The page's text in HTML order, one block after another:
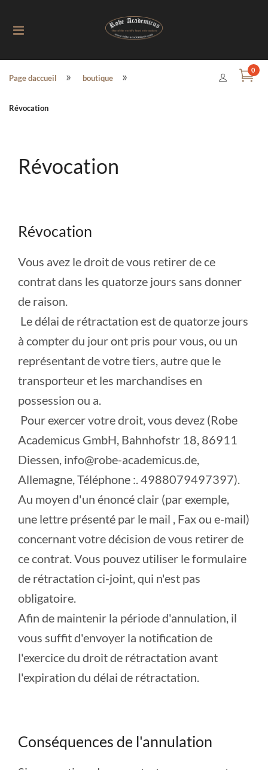
Toggle
Page daccueil » boutique »
Révocation
0
Révocation
Révocation
Vous avez le droit de vous retirer de ce
contrat dans les quatorze jours sans donner
de raison.
Le délai de rétractation est de quatorze jours
à compter du jour ont pris pour vous, ou un
représentant de votre tiers, autre que le
transporteur et les marchandises en
possession ou a.
Pour exercer votre droit, vous devez (Robe
Academicus GmbH, Bahnhofstr 18, 86911
Diessen, info@robe-academicus.de,
Allemagne, Téléphone :. 4988079497397).
Au moyen d'un énoncé clair (par exemple,
une lettre présenté par le mail , Fax ou e-mail)
concernant votre décision de vous retirer de
ce contrat. Vous pouvez utiliser le formulaire
de rétractation ci-joint, qui n'est pas
obligatoire.
Afin de maintenir la période d'annulation, il
vous suffit d'envoyer la notification de
l'exercice du droit de rétractation avant
l'expiration du délai de rétractation.
Conséquences de l'annulation